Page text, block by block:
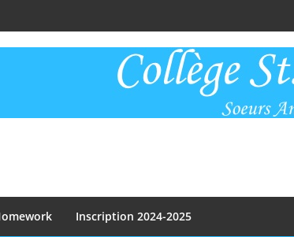
Inscription 2024-2025